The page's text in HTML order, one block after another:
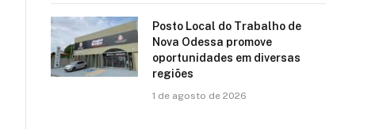
Posto Local do Trabalho de
Nova Odessa promove
oportunidades em diversas
regiões
1 de agosto de 2026